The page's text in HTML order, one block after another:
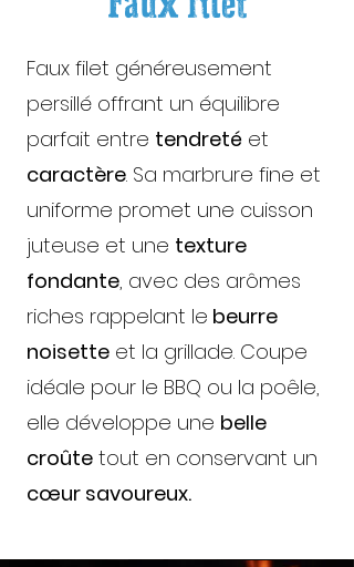
Faux filet généreusement
persillé offrant un équilibre
parfait entre tendreté et
caractère. Sa marbrure fine et
uniforme promet une cuisson
juteuse et une texture
fondante, avec des arômes
riches rappelant le beurre
noisette et la grillade. Coupe
idéale pour le BBQ ou la poêle,
elle développe une belle
croûte tout en conservant un
cœur savoureux.​